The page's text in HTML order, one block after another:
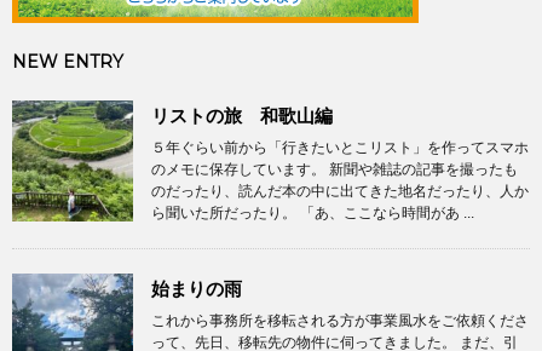
NEW ENTRY
リストの旅 和歌山編
５年ぐらい前から「行きたいとこリスト」を作ってスマホ
のメモに保存しています。 新聞や雑誌の記事を撮ったも
のだったり、読んだ本の中に出てきた地名だったり、人か
ら聞いた所だったり。 「あ、ここなら時間があ ...
始まりの雨
これから事務所を移転される方が事業風水をご依頼くださ
って、先日、移転先の物件に伺ってきました。 まだ、引